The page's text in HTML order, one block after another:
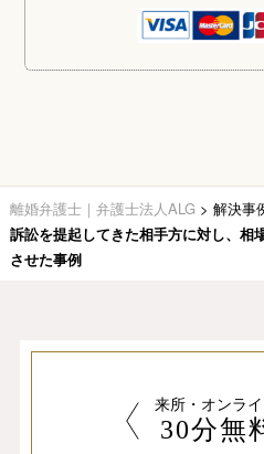
離婚弁護士｜弁護士法人ALG > 解決事
訴訟を提起してきた相手方に対し、相
させた事例
来所・オンラ
30分無